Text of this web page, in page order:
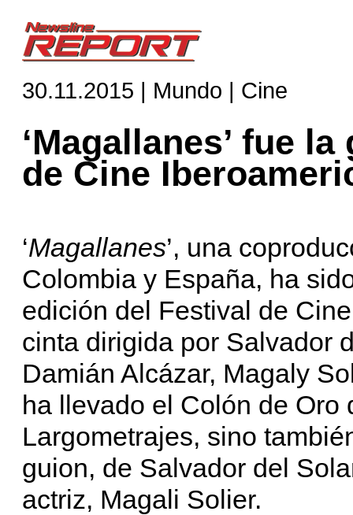
30.11.2015 | Mundo | Cine
‘Magallanes’ fue
de Cine
‘Magallanes’, una
Colombia y España, ha
edición del Festival de
cinta dirigida por Salvador
Damián Alcázar, Magaly
ha llevado el Colón de Oro
Largometrajes, sino
guion, de Salvador del
actriz, Magali Solier.